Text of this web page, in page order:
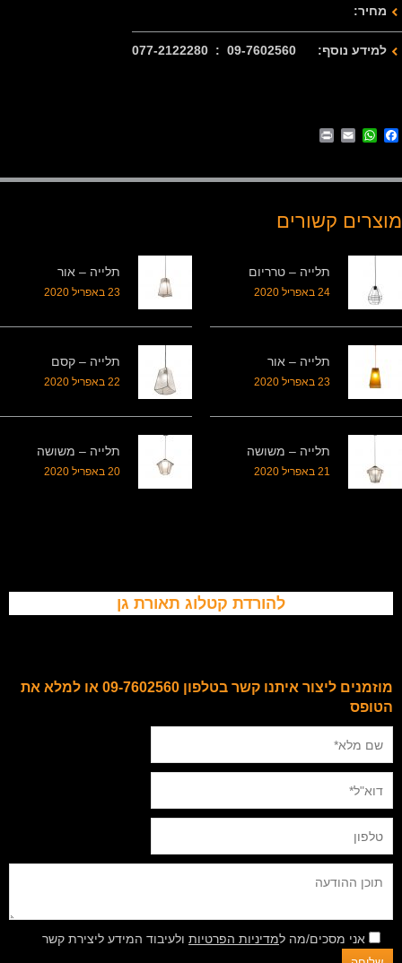
מחיר:
למידע נוסף: 09-7602560 : 077-2122280
Facebook
WhatsApp
Email
מוצרים קשורים
תלייה – טרריום
24 באפריל 2020
תלייה – אור
23 באפריל 2020
תלייה – אור
23 באפריל 2020
תלייה – קסם
22 באפריל 2020
תלייה – משושה
21 באפריל 2020
תלייה – משושה
20 באפריל 2020
להורדת קטלוג תאורת גן
מוזמנים ליצור איתנו קשר בטלפון 09-7602560 או למלא את
הטופס
אני מסכים/מה למדיניות הפרטיות ולעיבוד המידע ליצירת קשר